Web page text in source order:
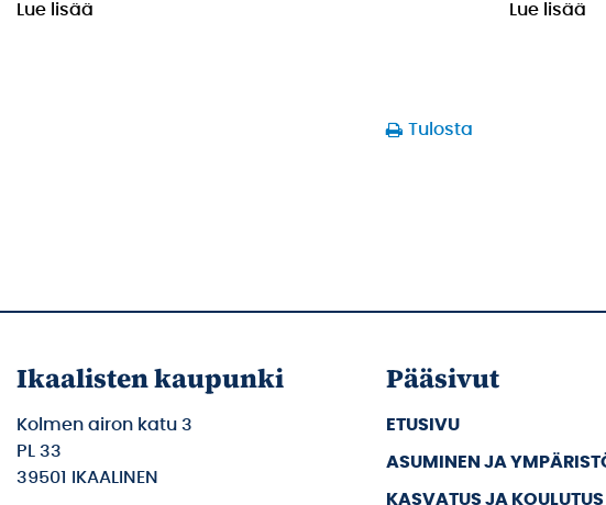
Lue lisää
Lue lisää
Tulosta
Ikaalisten kaupunki
Kolmen airon katu 3
PL 33
39501 IKAALINEN
Pääsivut
ETUSIVU
ASUMINEN JA
KASVATUS JA KOULUTUS